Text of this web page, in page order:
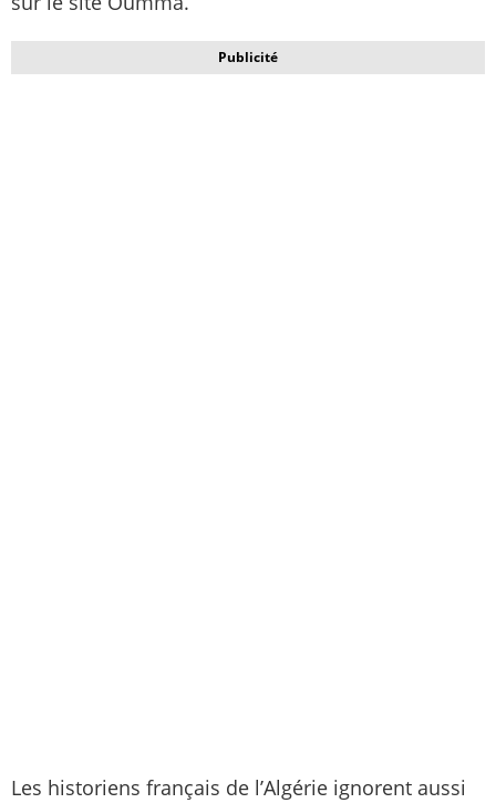
Publicité
Les historiens français de l’Algérie ignorent aussi